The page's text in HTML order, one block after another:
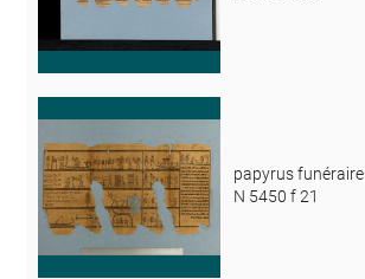
papyrus funéraire
N 5450 f 21